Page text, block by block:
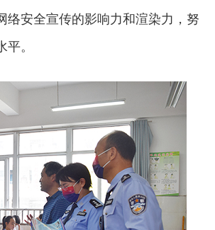
安全宣传的影响力和渲染力，努
。